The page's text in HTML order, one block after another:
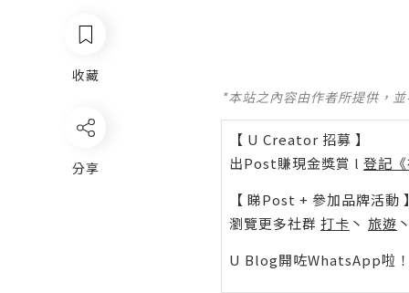
收藏
分享
*本站之內容由作者所提供，
【 U Creator 招募 】
出Post賺現金獎賞 l 登記
【 睇Post + 參加品牌活動
瀏覽更多社群 打卡 丶 旅遊
U Blog開咗WhatsApp啦